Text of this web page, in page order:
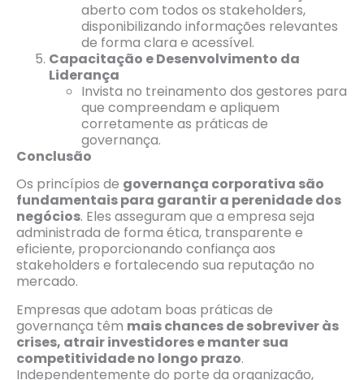
aberto com todos os stakeholders,
disponibilizando informações relevantes
de forma clara e acessível.
Capacitação e Desenvolvimento da
Liderança
Invista no treinamento dos gestores para
que compreendam e apliquem
corretamente as práticas de
governança.
Conclusão
Os princípios de governança corporativa são
fundamentais para garantir a perenidade dos
negócios. Eles asseguram que a empresa seja
administrada de forma ética, transparente e
eficiente, proporcionando confiança aos
stakeholders e fortalecendo sua reputação no
mercado.
Empresas que adotam boas práticas de
governança têm mais chances de sobreviver às
crises, atrair investidores e manter sua
competitividade no longo prazo.
Independentemente do porte da organização,